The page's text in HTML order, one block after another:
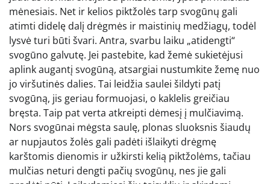
mėnesiais. Net ir kelios piktžolės tarp svogūnų gali
atimti didelę dalį drėgmės ir maistinių medžiagų, todėl
lysvė turi būti švari. Antra, svarbu laiku „atidengti“
svogūno galvutę. Jei pastebite, kad žemė sukietėjusi
aplink augantį svogūną, atsargiai nustumkite žemę nuo
jo viršutinės dalies. Tai leidžia saulei šildyti patį
svogūną, jis geriau formuojasi, o kaklelis greičiau
bręsta. Taip pat verta atkreipti dėmesį į mulčiavimą.
Nors svogūnai mėgsta saulę, plonas sluoksnis šiaudų
ar nupjautos žolės gali padėti išlaikyti drėgmę
karštomis dienomis ir užkirsti kelią piktžolėms, tačiau
mulčias neturi dengti pačių svogūnų, nes jie gali